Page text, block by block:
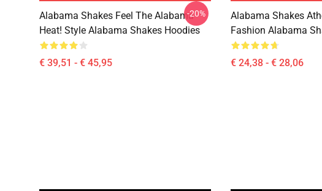
Alabama Shakes Feel The Alabama
Heat! Style Alabama Shakes Hoodies
€ 39,51 - € 45,95
-20%
Alabama Shakes
Fashion Alabama
€ 24,38 - € 28,06